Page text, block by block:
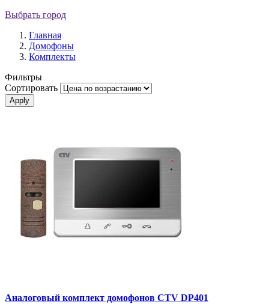
Выбрать город
Главная
Домофоны
Комплекты
Фильтры
Сортировать
Аналоговый комплект домофонов CTV DP401